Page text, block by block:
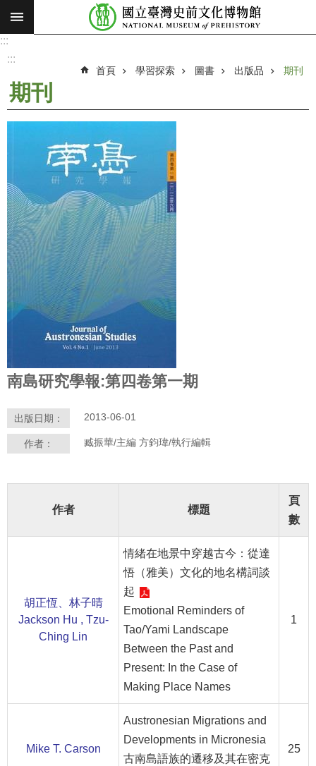
跳到主要內容區塊
搜
願
景
最
新
消
息
參
覽
探
索
認
我
服
平
:::
:::
首頁 學習探索 圖書 出版品 期刊
期刊
南島研究學報:第四卷第一期
出版日期： 2013-06-01
作者： 臧振華/主編 方鈞瑋/執行編輯
作者 標題
頁
數
胡正恆、林子晴
Jackson Hu , Tzu-
Ching Lin
情緒在地景中穿越古今：從達
悟（雅美）文化的地名構詞談
起
Emotional Reminders of
Tao/Yami Landscape
Between the Past and
Present: In the Case of
Making Place Names
1
Mike T. Carson
Austronesian Migrations and
Developments in Micronesia
古南島語族的遷移及其在密克
25